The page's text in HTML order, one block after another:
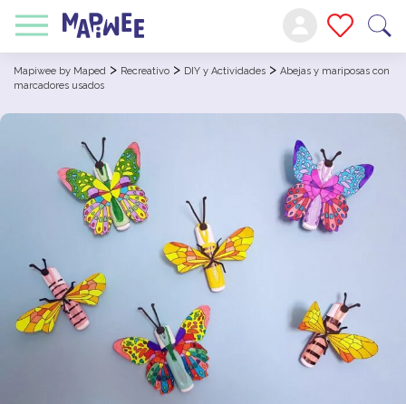
Mapiwee by Maped > Recreativo > DIY y Actividades > Abejas y mariposas con
marcadores usados